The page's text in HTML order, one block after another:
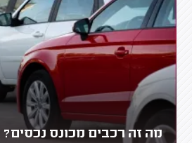
מה זה רכבים מכונס נכסים?